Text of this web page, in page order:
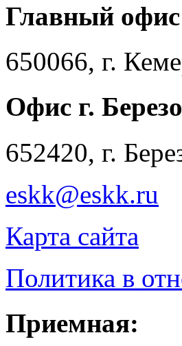
Главный
650066, г.
Офис г.
652420, г.
eskk@eskk.ru
Карта сайта
Политика в
Приемная: